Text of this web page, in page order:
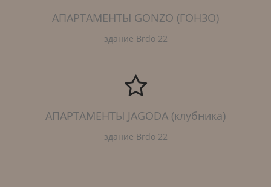
АПАРТАМЕНТЫ GONZO (ГОНЗО)
здание Brdo 22
АПАРТАМЕНТЫ JAGODA (клубника)
здание Brdo 22